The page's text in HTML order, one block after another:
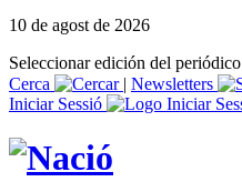
10 de agost de 2026
Seleccionar edición del periódico
Cerca
| Newsletters
Iniciar Sessió